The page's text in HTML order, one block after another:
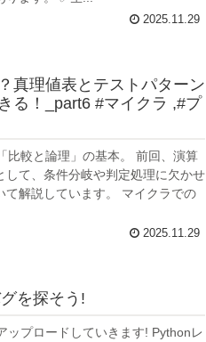
2025.11.29
真理値表とテストパターン
る！_part6 #マイクラ ,#プ
比較と論理」の基本。 前回、演算
て、条件分岐や判定処理に欠かせ
解説しています。 マイクラでの
2025.11.29
を探そう!
ップロードしていきます! Pythonレ